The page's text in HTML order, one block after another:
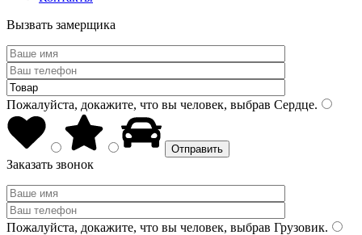
Вызвать замерщика
Пожалуйста, докажите, что вы человек, выбрав Сердце.
Заказать звонок
Пожалуйста, докажите, что вы человек, выбрав Грузовик.